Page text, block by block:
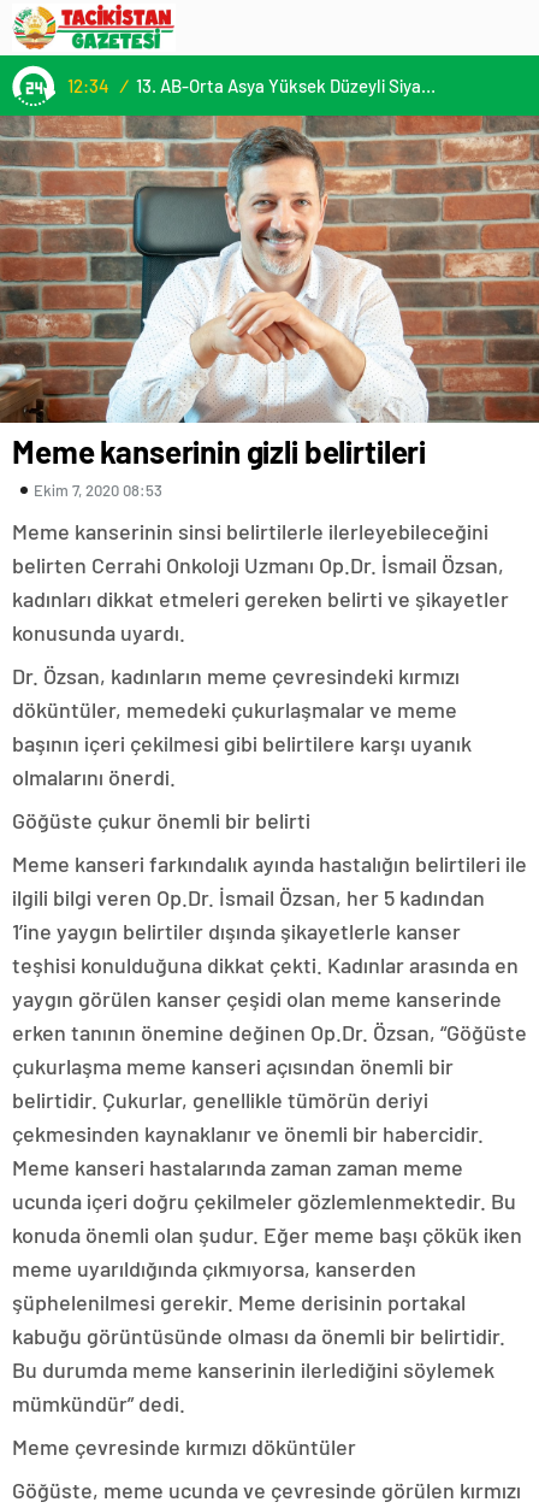
12:34 / 13. AB-Orta Asya Yüksek Düzeyli Siyasi ve Güvenlik Diyaloğuna Katılım
Meme kanserinin gizli belirtileri
Ekim 7, 2020 08:53
Meme kanserinin sinsi belirtilerle ilerleyebileceğini
belirten Cerrahi Onkoloji Uzmanı Op.Dr. İsmail Özsan,
kadınları dikkat etmeleri gereken belirti ve şikayetler
konusunda uyardı.
Dr. Özsan, kadınların meme çevresindeki kırmızı
döküntüler, memedeki çukurlaşmalar ve meme
başının içeri çekilmesi gibi belirtilere karşı uyanık
olmalarını önerdi.
Göğüste çukur önemli bir belirti
Meme kanseri farkındalık ayında hastalığın belirtileri ile
ilgili bilgi veren Op.Dr. İsmail Özsan, her 5 kadından
1’ine yaygın belirtiler dışında şikayetlerle kanser
teşhisi konulduğuna dikkat çekti. Kadınlar arasında en
yaygın görülen kanser çeşidi olan meme kanserinde
erken tanının önemine değinen Op.Dr. Özsan, “Göğüste
çukurlaşma meme kanseri açısından önemli bir
belirtidir. Çukurlar, genellikle tümörün deriyi
çekmesinden kaynaklanır ve önemli bir habercidir.
Meme kanseri hastalarında zaman zaman meme
ucunda içeri doğru çekilmeler gözlemlenmektedir. Bu
konuda önemli olan şudur. Eğer meme başı çökük iken
meme uyarıldığında çıkmıyorsa, kanserden
şüphelenilmesi gerekir. Meme derisinin portakal
kabuğu görüntüsünde olması da önemli bir belirtidir.
Bu durumda meme kanserinin ilerlediğini söylemek
mümkündür” dedi.
Meme çevresinde kırmızı döküntüler
Göğüste, meme ucunda ve çevresinde görülen kırmızı